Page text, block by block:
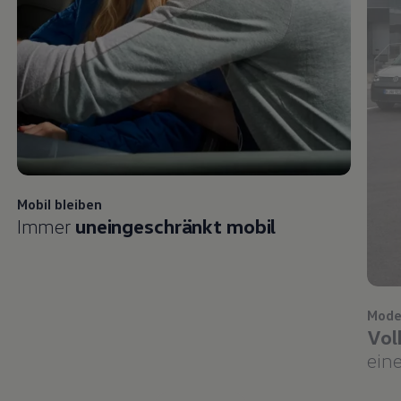
Mobil bleiben
Immer uneingeschränkt mobil